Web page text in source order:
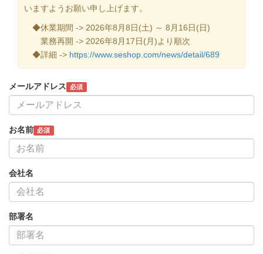
いますようお願い申し上げます。
◆休業期間 -> 2026年8月8日(土) ～ 8月16日(日)
業務再開 -> 2026年8月17日(月)より順次
◆詳細 -> https://www.seshop.com/news/detail/689
メールアドレス 必須
お名前 必須
会社名
部署名